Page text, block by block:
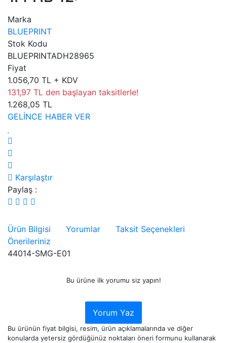
Marka
BLUEPRINT
Stok Kodu
BLUEPRINTADH28965
Fiyat
1.056,70 TL + KDV
131,97 TL den başlayan taksitlerle!
1.268,05 TL
GELİNCE HABER VER
Karşılaştır
Paylaş :
Ürün Bilgisi Yorumlar
Taksit Seçenekleri
Önerileriniz
44014-SMG-E01
Bu ürüne ilk yorumu siz yapın!
Yorum Yaz
Bu ürünün fiyat bilgisi, resim, ürün açıklamalarında ve diğer
konularda yetersiz gördüğünüz noktaları öneri formunu kullanarak